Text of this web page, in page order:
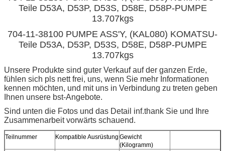
Teile D53A, D53P, D53S, D58E, D58P-PUMPE
13.707kgs
704-11-38100 PUMPE ASS'Y, (KAL080) KOMATSU-
Teile D53A, D53P, D53S, D58E, D58P-PUMPE
13.707kgs
Unsere Produkte sind guter Verkauf auf der ganzen Erde,
fühlen sich pls nett frei, uns, wenn Sie mehr Informationen
kennen möchten, und mit uns in Verbindung zu treten geben
Ihnen unsere bst-Angebote.
Sind unten die Fotos und das Detail inf.thank Sie und Ihre
Zusammenarbeit vorwärts schauend.
Teilnummer Kompatible Ausrüstung Gewicht
(Kilogramm)